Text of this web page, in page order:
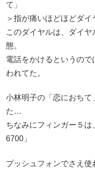
て」
＞指が痛いほどほどダ
このダイヤルは、ダイ
態。
電話をかけるというの
われてた。
小林明子の「恋におち
た…
ちなみにフィンガー５
6700」
プッシュフォンでさえ